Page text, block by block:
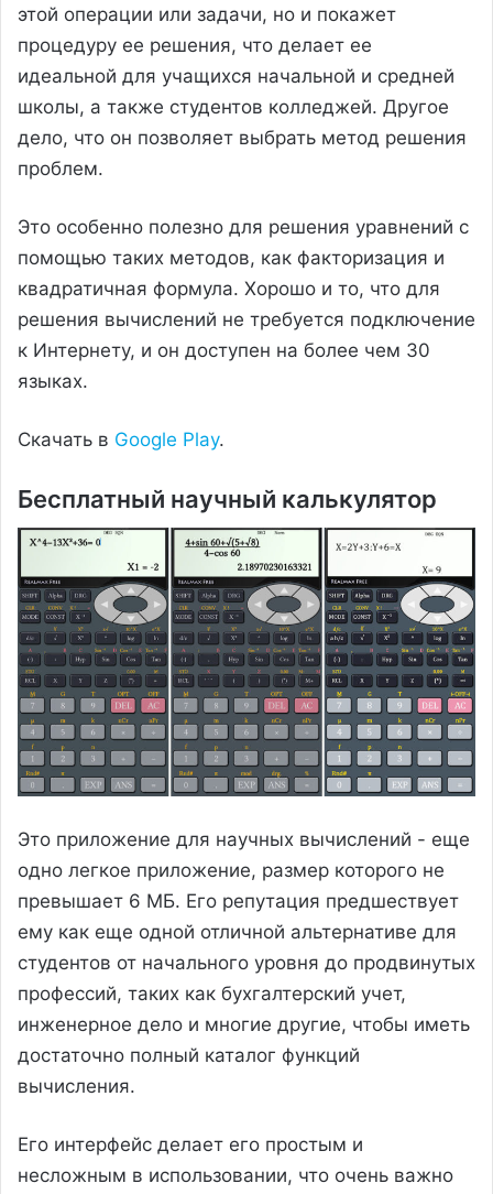
этой операции или задачи, но и покажет
процедуру ее решения, что делает ее
идеальной для учащихся начальной и средней
школы, а также студентов колледжей. Другое
дело, что он позволяет выбрать метод решения
проблем.
Это особенно полезно для решения уравнений с
помощью таких методов, как факторизация и
квадратичная формула. Хорошо и то, что для
решения вычислений не требуется подключение
к Интернету, и он доступен на более чем 30
языках.
Скачать в Google Play.
Бесплатный научный калькулятор
Это приложение для научных вычислений - еще
одно легкое приложение, размер которого не
превышает 6 МБ. Его репутация предшествует
ему как еще одной отличной альтернативе для
студентов от начального уровня до продвинутых
профессий, таких как бухгалтерский учет,
инженерное дело и многие другие, чтобы иметь
достаточно полный каталог функций
вычисления.
Его интерфейс делает его простым и
несложным в использовании, что очень важно